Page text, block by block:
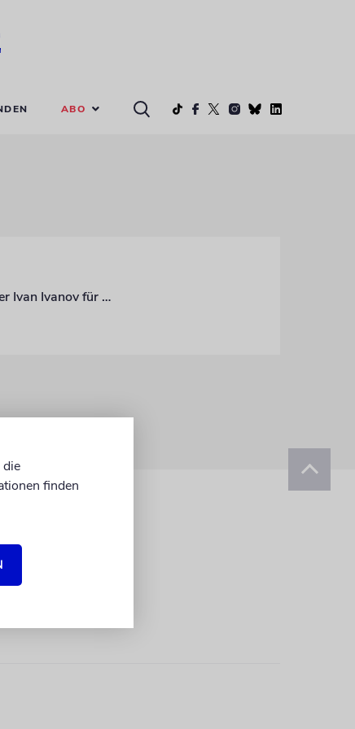
ABO
In der Hauptstadt Sofia sorgt ein geplantes Denkmal für den ehemaligen Bürgermeister Ivan Ivanov für Streit
finden